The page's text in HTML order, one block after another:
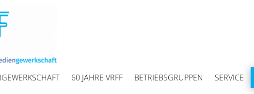
60 JAHRE VRFF BETRIEBSGRUPPEN SERVICE